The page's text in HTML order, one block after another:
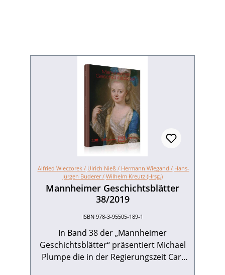
Alfried Wieczorek / Ulrich Nieß / Hermann Wiegand / Hans-
Jürgen Buderer / Wilhelm Kreutz (Hrsg.)
Mannheimer Geschichtsblätter
38/2019
ISBN 978-3-95505-189-1
In Band 38 der „Mannheimer
Geschichtsblätter“ präsentiert Michael
Plumpe die in der Regierungszeit Carl